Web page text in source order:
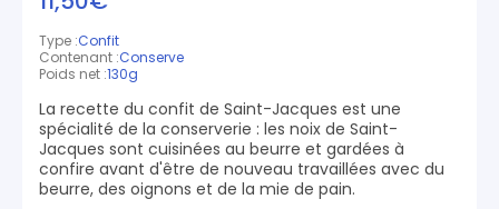
Type :Confit
Contenant :Conserve
Poids net :130g
La recette du confit de Saint-Jacques est une
spécialité de la conserverie : les noix de Saint-
Jacques sont cuisinées au beurre et gardées à
confire avant d'être de nouveau travaillées avec du
beurre, des oignons et de la mie de pain.